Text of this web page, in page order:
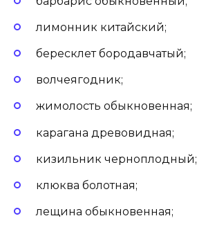
лимонник китайский;
бересклет бородавчатый;
волчеягодник;
жимолость обыкновенная;
карагана древовидная;
кизильник черноплодный;
клюква болотная;
лещина обыкновенная;